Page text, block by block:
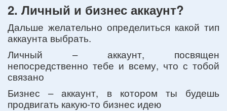
2. Личный и бизнес аккаунт?
Дальше желательно определиться какой тип
аккаунта выбрать.
Личный – аккаунт, посвящен
непосредственно тебе и всему, что с тобой
связано
Бизнес – аккаунт, в котором ты будешь
продвигать какую-то бизнес идею